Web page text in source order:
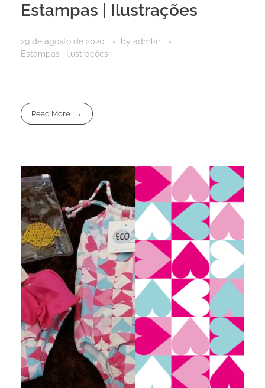
Estampas | Ilustrações
29 de agosto de 2020 by admlar
Estampas | Ilustrações
Read More